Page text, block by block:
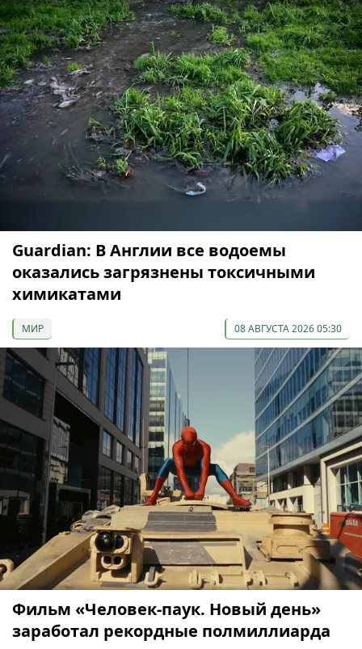
Guardian: В Англии все водоемы
оказались загрязнены токсичными
химикатами
МИР 08 АВГУСТА 2026 05:30
Фильм «Человек-паук. Новый день»
заработал рекордные полмиллиарда